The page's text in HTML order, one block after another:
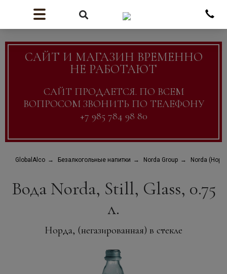
САЙТ И МАГАЗИН ВРЕМЕННО
НЕ РАБОТАЮТ
САЙТ ПРОДАЕТСЯ. ПО ВСЕМ
ВОПРОСОМ ЗВОНИТЬ ПО ТЕЛЕФОНУ
+7 985 784 98 80
GlobalAlco Безалкогольные напитки Norda Group Norda
Вода Norda, Still, Glass, 0.75
л.
Норда, (негазированная) в стекле